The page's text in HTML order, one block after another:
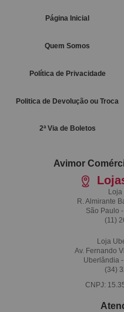
Página Inicial
Quem Somos
Política de Privacidade
Politica de Devolução ou Troca
2ª Via de Boletos
Avimor
Loja
R. Almirante
São Paulo
(11)
Loja
Av. Fernando
Uberlândia
(34)
CNPJ: